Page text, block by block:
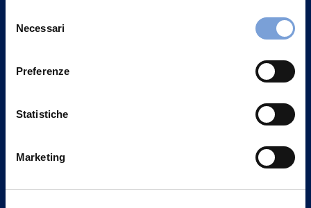
può trovare nel footer del sito nella sezione "Informativa
delNecessari
Preferenze
Statistiche
Marketing